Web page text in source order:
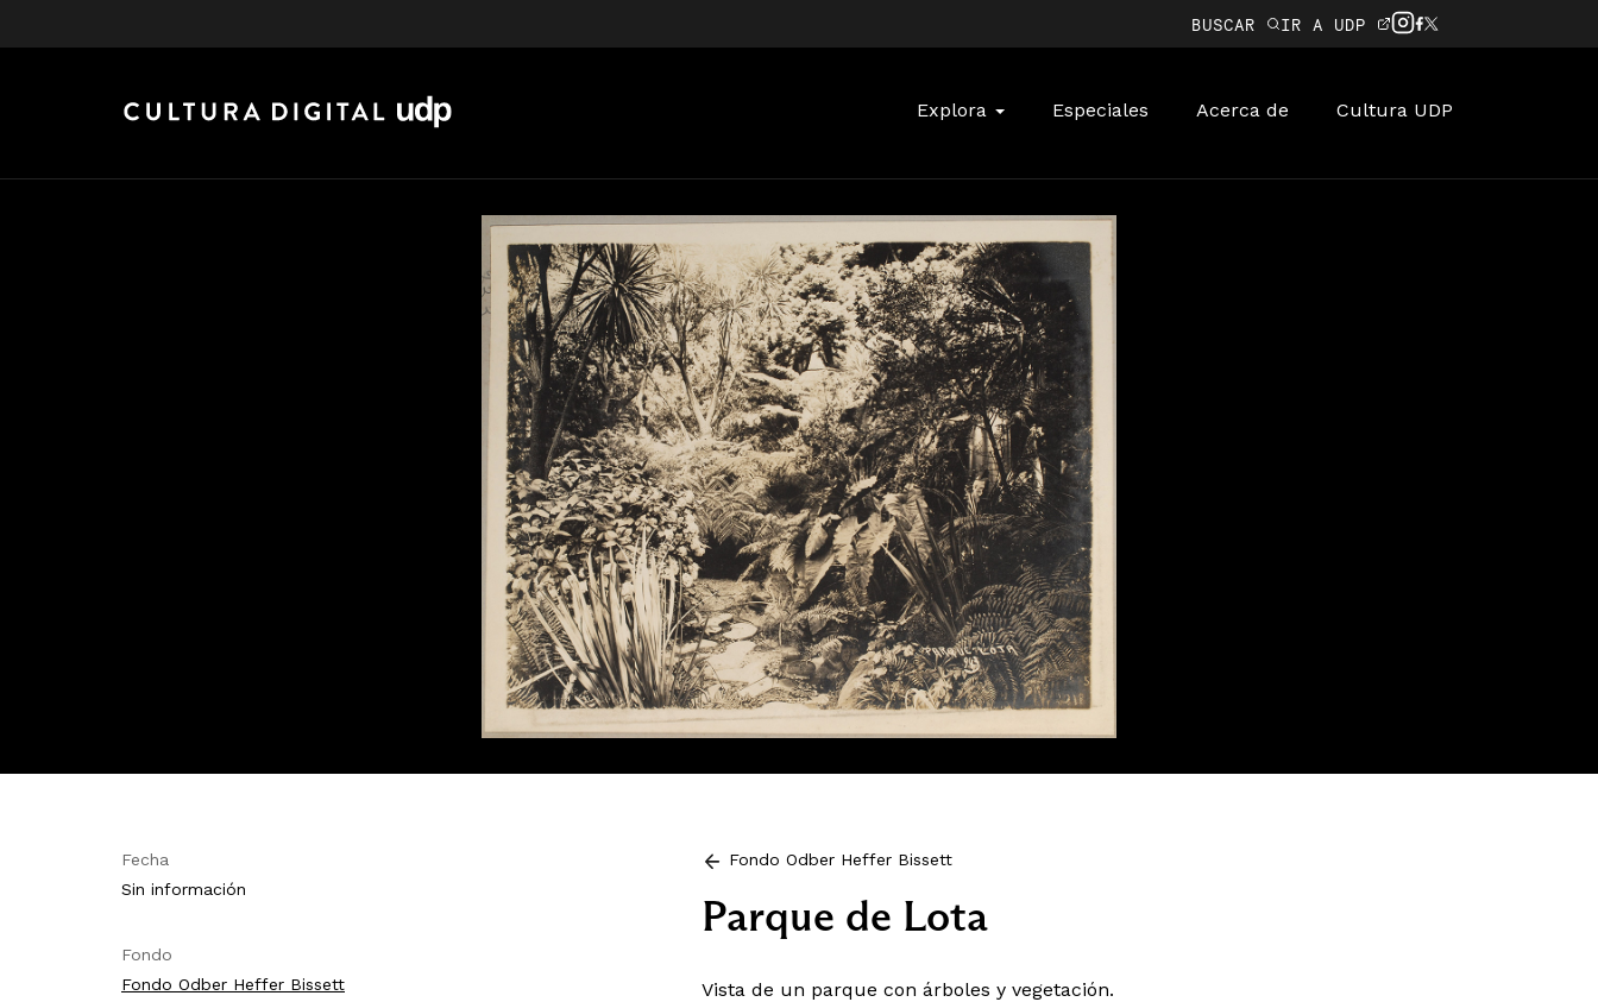
BUSCAR IR A UDP
Explora Especiales Acerca de Cultura UDP
Fecha
Sin información
Fondo
Fondo Odber Heffer Bissett
Fondo Odber Heffer Bissett
Parque de Lota
Vista de un parque con árboles y vegetación.